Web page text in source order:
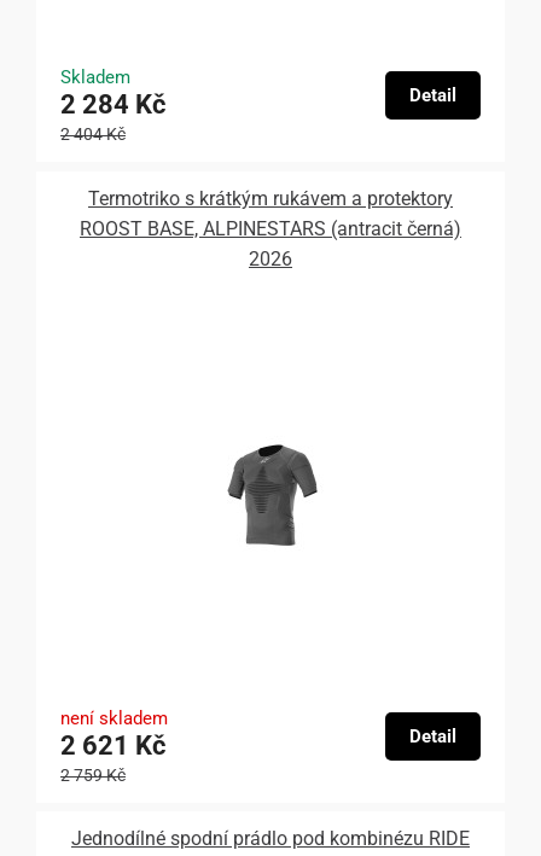
Skladem
2 284 Kč
2 404 Kč
Detail
Termotriko s krátkým rukávem a protektory
ROOST BASE, ALPINESTARS (antracit černá)
2026
není skladem
2 621 Kč
2 759 Kč
Detail
Jednodílné spodní prádlo pod kombinézu RIDE